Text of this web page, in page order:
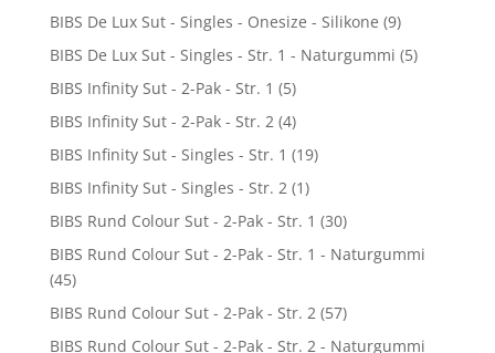
BIBS De Lux Sut - Singles - Onesize - Silikone (9)
BIBS De Lux Sut - Singles - Str. 1 - Naturgummi (5)
BIBS Infinity Sut - 2-Pak - Str. 1 (5)
BIBS Infinity Sut - 2-Pak - Str. 2 (4)
BIBS Infinity Sut - Singles - Str. 1 (19)
BIBS Infinity Sut - Singles - Str. 2 (1)
BIBS Rund Colour Sut - 2-Pak - Str. 1 (30)
BIBS Rund Colour Sut - 2-Pak - Str. 1 - Naturgummi
(45)
BIBS Rund Colour Sut - 2-Pak - Str. 2 (57)
BIBS Rund Colour Sut - 2-Pak - Str. 2 - Naturgummi